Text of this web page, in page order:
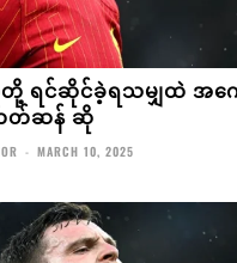
ရင်ဆိုင်ခဲ့ရသမျှထဲ အကေ
တ်ဆန် ဆို
- MARCH 10, 2025